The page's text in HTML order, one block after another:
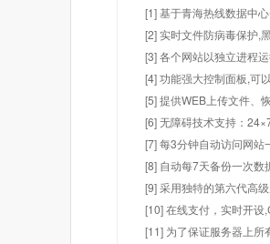
[1] 基于青海热线数据中
[2] 实时文件防病毒保护,
[3] 各个网站以独立进程
[4] 功能强大控制面板,可
[5] 提供WEB上传文件、
[6] 无障碍技术支持：
[7] 每3分钟自动访问网站
[8] 自动每7天备份一次数
[9] 采用独特的第六代高
[10] 在线支付，实时开设
[11] 为了保证服务器上所